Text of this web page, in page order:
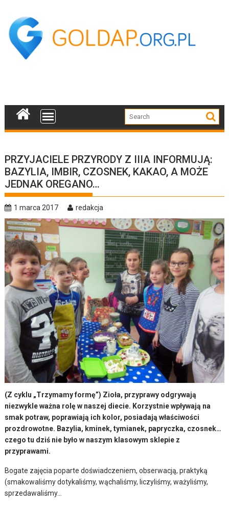
content
PRZYJACIELE PRZYRODY Z IIIA INFORMUJĄ:
BAZYLIA, IMBIR, CZOSNEK, KAKAO, A MOŻE
JEDNAK OREGANO…
1 marca 2017 redakcja
(Z cyklu „Trzymamy formę”) Zioła, przyprawy odgrywają
niezwykle ważna rolę w naszej diecie. Korzystnie wpływają na
smak potraw, poprawiają ich kolor, posiadają właściwości
prozdrowotne. Bazylia, kminek, tymianek, papryczka, czosnek…
czego tu dziś nie było w naszym klasowym sklepie z
przyprawami.
Bogate zajęcia poparte doświadczeniem, obserwacją, praktyką
(smakowaliśmy dotykaliśmy, wąchaliśmy, liczyliśmy, ważyliśmy,
sprzedawaliśmy…